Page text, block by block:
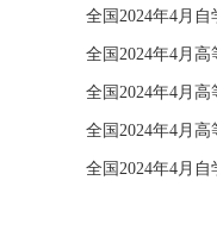
全国2024年4月
全国2024年4月
全国2024年4月
全国2024年4月